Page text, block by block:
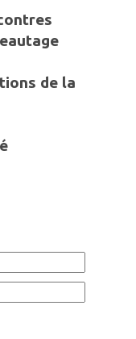
de la
é